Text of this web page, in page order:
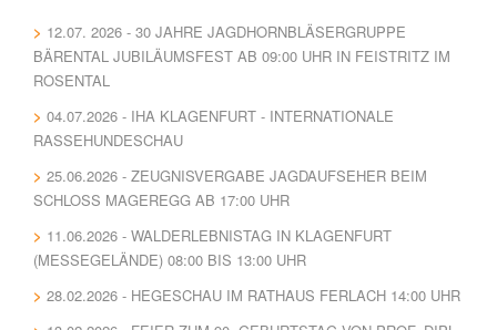
12.07. 2026 - 30 JAHRE JAGDHORNBLÄSERGRUPPE
BÄRENTAL JUBILÄUMSFEST AB 09:00 UHR IN FEISTRITZ IM
ROSENTAL
04.07.2026 - IHA KLAGENFURT - INTERNATIONALE
RASSEHUNDESCHAU
25.06.2026 - ZEUGNISVERGABE JAGDAUFSEHER BEIM
SCHLOSS MAGEREGG AB 17:00 UHR
11.06.2026 - WALDERLEBNISTAG IN KLAGENFURT
(MESSEGELÄNDE) 08:00 BIS 13:00 UHR
28.02.2026 - HEGESCHAU IM RATHAUS FERLACH 14:00 UHR